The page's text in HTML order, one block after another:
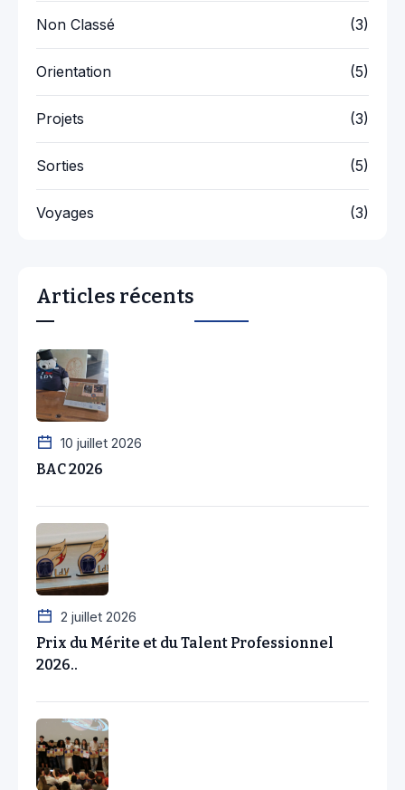
Non Classé (3)
Orientation (5)
Projets (3)
Sorties (5)
Voyages (3)
Articles récents
10 juillet 2026
BAC 2026
2 juillet 2026
Prix du Mérite et du Talent Professionnel
2026..